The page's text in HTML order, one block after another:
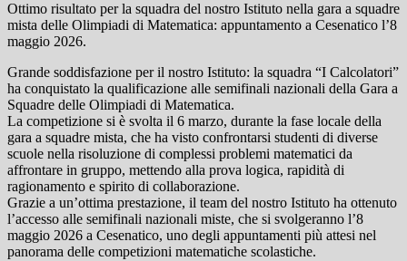
Ottimo risultato per la squadra del nostro Istituto nella gara a squadre
mista delle Olimpiadi di Matematica: appuntamento a Cesenatico l’8
maggio 2026.
Grande soddisfazione per il nostro Istituto: la squadra “I Calcolatori”
ha conquistato la qualificazione alle semifinali nazionali della Gara a
Squadre delle Olimpiadi di Matematica.
La competizione si è svolta il 6 marzo, durante la fase locale della
gara a squadre mista, che ha visto confrontarsi studenti di diverse
scuole nella risoluzione di complessi problemi matematici da
affrontare in gruppo, mettendo alla prova logica, rapidità di
ragionamento e spirito di collaborazione.
Grazie a un’ottima prestazione, il team del nostro Istituto ha ottenuto
l’accesso alle semifinali nazionali miste, che si svolgeranno l’8
maggio 2026 a Cesenatico, uno degli appuntamenti più attesi nel
panorama delle competizioni matematiche scolastiche.